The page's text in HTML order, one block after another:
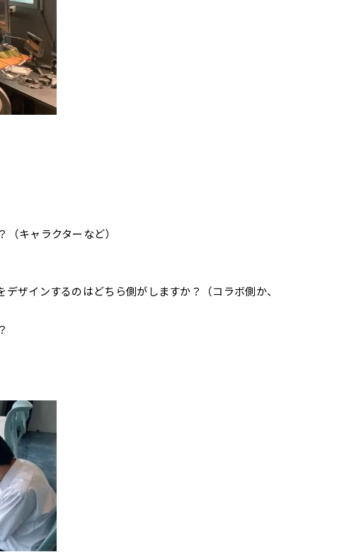
キャラクターなど）
ザインするのはどちら側がしますか？（コラボ側か、